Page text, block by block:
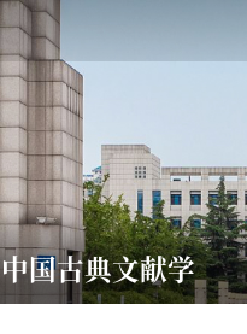
中国古典文献学